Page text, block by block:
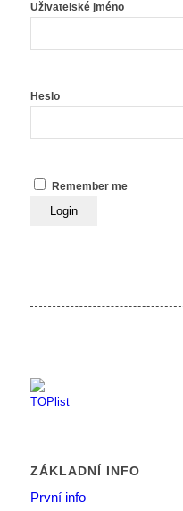
Uživatelské jméno
Heslo
Remember me
ZÁKLADNÍ INFO
První info